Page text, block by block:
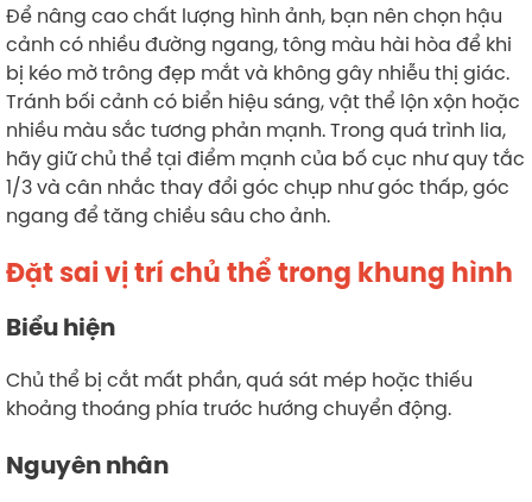
Để nâng cao chất lượng hình ảnh, bạn nên chọn hậu
cảnh có nhiều đường ngang, tông màu hài hòa để khi
bị kéo mờ trông đẹp mắt và không gây nhiễu thị giác.
Tránh bối cảnh có biển hiệu sáng, vật thể lộn xộn hoặc
nhiều màu sắc tương phản mạnh. Trong quá trình lia,
hãy giữ chủ thể tại điểm mạnh của bố cục như quy tắc
1/3 và cân nhắc thay đổi góc chụp như góc thấp, góc
ngang để tăng chiều sâu cho ảnh.
Đặt sai vị trí chủ thể trong khung hình
Biểu hiện
Chủ thể bị cắt mất phần, quá sát mép hoặc thiếu
khoảng thoáng phía trước hướng chuyển động.
Nguyên nhân